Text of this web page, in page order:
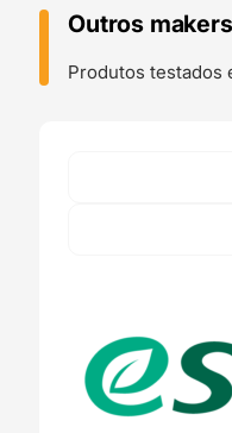
Peak
Green
-
Outros
Produtos testados